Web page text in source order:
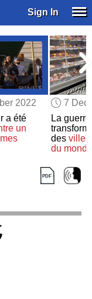
Sign In
2022
a été
un
7
La
des villes
du monde